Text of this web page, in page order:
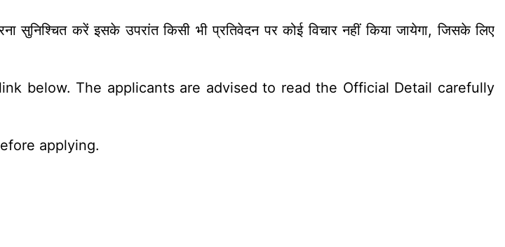
सुनिश्चित करें इसके उपरांत किसी भी प्रतिवेदन पर कोई विचार नहीं किया जायेगा, जिसके लिए
below. The applicants are advised to read the Official Detail carefully
applying.